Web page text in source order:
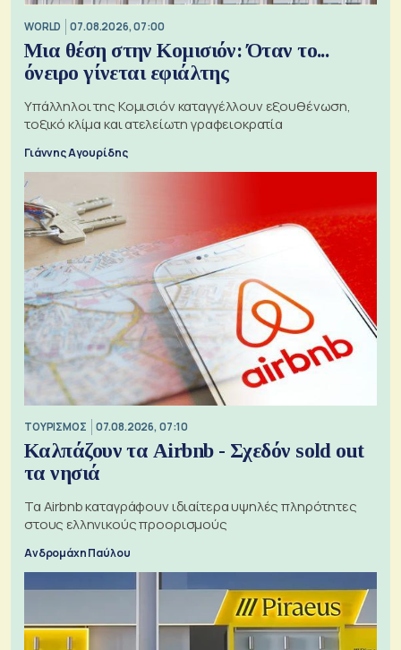
WORLD 07.08.2026, 07:00
Μια θέση στην Κομισιόν: Όταν το...
όνειρο γίνεται εφιάλτης
Υπάλληλοι της Κομισιόν καταγγέλλουν εξουθένωση,
τοξικό κλίμα και ατελείωτη γραφειοκρατία
Γιάννης Αγουρίδης
ΤΟΥΡΙΣΜΟΣ 07.08.2026, 07:10
Καλπάζουν τα Airbnb - Σχεδόν sold out
τα νησιά
Τα Airbnb καταγράφουν ιδιαίτερα υψηλές πληρότητες
στους ελληνικούς προορισμούς
Ανδρομάχη Παύλου